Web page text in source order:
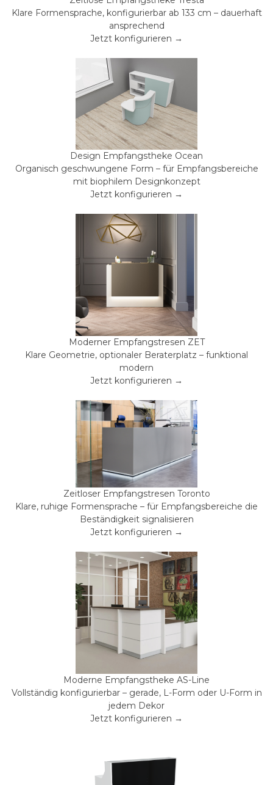
Klare Formensprache, konfigurierbar ab 133 cm – dauerhaft
ansprechend
Jetzt konfigurieren →
Design Empfangstheke Ocean
Organisch geschwungene Form – für Empfangsbereiche
mit biophilem Designkonzept
Jetzt konfigurieren →
Moderner Empfangstresen ZET
Klare Geometrie, optionaler Beraterplatz – funktional
modern
Jetzt konfigurieren →
Zeitloser Empfangstresen Toronto
Klare, ruhige Formensprache – für Empfangsbereiche die
Beständigkeit signalisieren
Jetzt konfigurieren →
Moderne Empfangstheke AS-Line
Vollständig konfigurierbar – gerade, L-Form oder U-Form in
jedem Dekor
Jetzt konfigurieren →